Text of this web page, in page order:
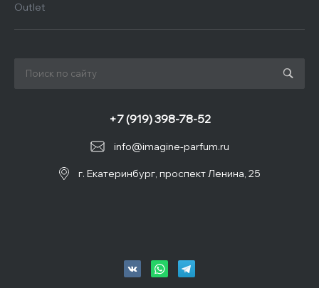
Outlet
info@imagine-parfum.ru
+7 (919) 398-78-52
г. Екатеринбург, проспект Ленина, 25